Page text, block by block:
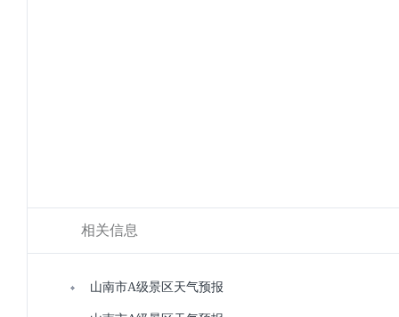
相关信息
山南市A级景区天气预报